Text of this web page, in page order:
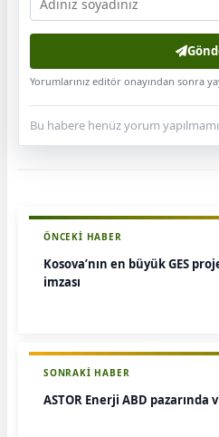
Yorumlarınız editör onayından sonra
Bu habere henüz yorum
ÖNCEKI HABER
Kosova’nın en büyük GES
imzası
SONRAKI HABER
ASTOR Enerji ABD